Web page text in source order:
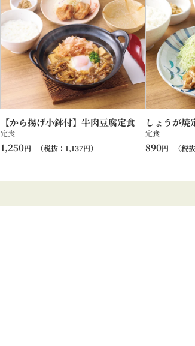
【から揚げ小鉢付】牛肉豆腐定食
定食
1,250円 （税抜： 1,137円）
しょうが焼
定食
890円 （税